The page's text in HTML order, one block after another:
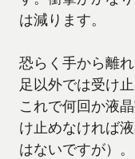
は減ります。
恐らく手から離
足以外では受け
これで何回か液
け止めなければ
はないですが）。